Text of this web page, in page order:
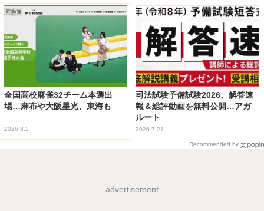
全国高校麻雀32チーム本選出
場…麻布や大阪星光、東海も
2026.8.5
司法試験予備試験2026、解答速
報＆総評動画を無料公開…アガ
ルート
2026.7.21
Recommended by
advertisement